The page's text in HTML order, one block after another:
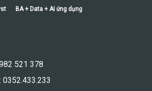
BA + Data + AI ứng dụng
521 378
0352.433.233